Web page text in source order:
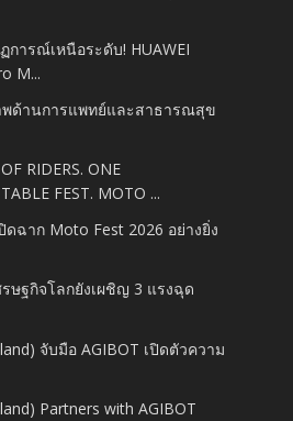
การณ์เหนือระดับ! HUAWEI
M...
ด้านการแพทย์และสาธารณสุข
RIDERS. ONE
FEST. MOTO ...
ดฉาก Moto Fest 2026 อย่างยิ่ง
ษฐกิจโลกยังเผชิญ 3 แรงฉุด
จับมือ AGIBOT เปิดตัวความ
Partners with AGIBOT